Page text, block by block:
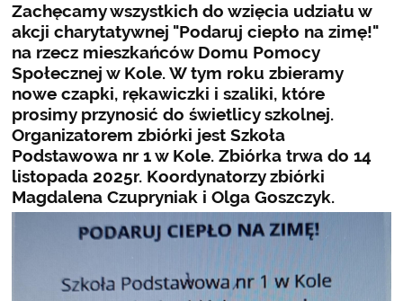
Zachęcamy wszystkich do wzięcia udziału w
akcji charytatywnej "Podaruj ciepło na zimę!"
na rzecz mieszkańców Domu Pomocy
Społecznej w Kole. W tym roku zbieramy
nowe czapki, rękawiczki i szaliki, które
prosimy przynosić do świetlicy szkolnej.
Organizatorem zbiórki jest Szkoła
Podstawowa nr 1 w Kole. Zbiórka trwa do 14
listopada 2025r. Koordynatorzy zbiórki
Magdalena Czupryniak i Olga Goszczyk.